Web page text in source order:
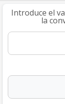
Introduce el
la